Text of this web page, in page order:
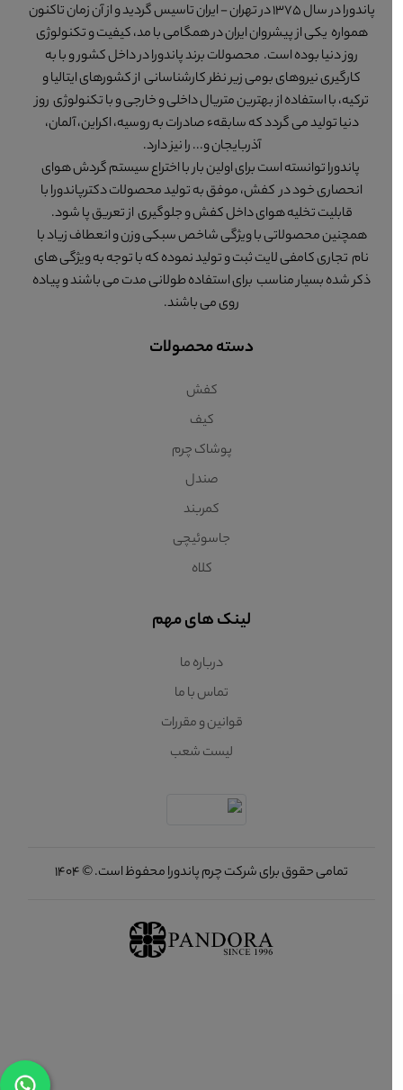
پاندورا در سال 1375 در تهران - ایران تاسیس گردید و از آن زمان تاکنون
همواره یکی از پیشروان ایران در همگامی با مد، کیفیت و تکنولوژی
روز دنیا بوده است. محصولات برند پاندورا در داخل کشور و با به
کارگیری نیروهای بومی زیر نظر کارشناسانی از کشورهای ایتالیا و
ترکیه، با استفاده از بهترین متریال داخلی و خارجی و با تکنولوژی روز
دنیا تولید می گردد که سابقهء صادرات به روسیه، اکراین، آلمان،
آذربایجان و... را نیز دارد.
پاندورا توانسته است برای اولین بار با اختراع سیستم گردش هوای
انحصاری خود در کفش، موفق به تولید محصولات دکترپاندورا با
قابلیت تخلیه هوای داخل کفش و جلوگیری از تعریق پا شود.
همچنین محصولاتی با ویژگی شاخص سبکی وزن و انعطاف زیاد با
نام تجاری کامفی لایت ثبت و تولید نموده که با توجه به ویژگی های
ذکر شده بسیار مناسب برای استفاده طولانی مدت می باشند و پیاده
روی می باشند.
دسته محصولات
کفش
کیف
پوشاک چرم
صندل
کمربند
جاسوئیچی
کلاه
لینک های مهم
درباره ما
تماس با ما
قوانین و مقررات
لیست شعب
تمامی حقوق برای شرکت چرم پاندورا محفوظ است. © 1404